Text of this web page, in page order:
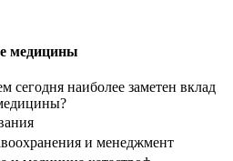
медицины
сегодня наиболее заметен вклад
и менеджмент